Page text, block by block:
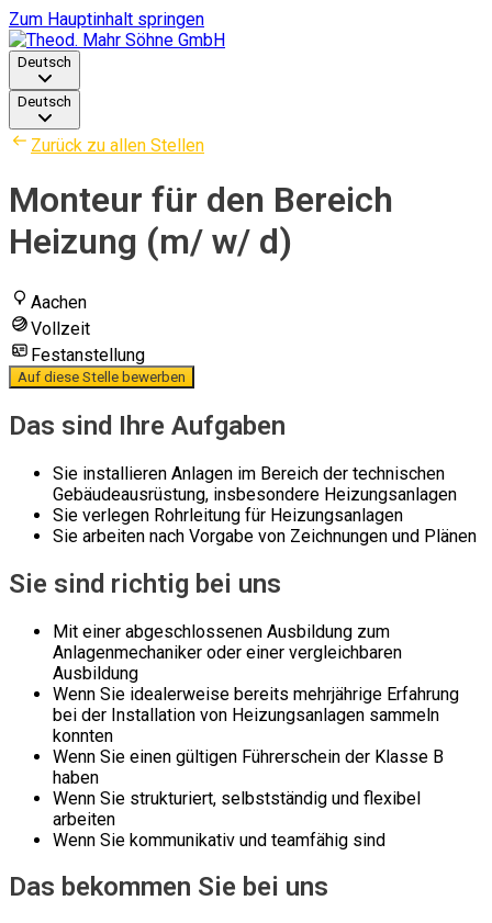
Zum Hauptinhalt springen
Deutsch
Deutsch
Zurück zu allen Stellen
Monteur für den Bereich
Heizung (m/ w/ d)
Aachen
Vollzeit
Festanstellung
Auf diese Stelle bewerben
Das sind Ihre Aufgaben
Sie installieren Anlagen im Bereich der technischen
Gebäudeausrüstung, insbesondere Heizungsanlagen
Sie verlegen Rohrleitung für Heizungsanlagen
Sie arbeiten nach Vorgabe von Zeichnungen und Plänen
Sie sind richtig bei uns
Mit einer abgeschlossenen Ausbildung zum
Anlagenmechaniker oder einer vergleichbaren
Ausbildung
Wenn Sie idealerweise bereits mehrjährige Erfahrung
bei der Installation von Heizungsanlagen sammeln
konnten
Wenn Sie einen gültigen Führerschein der Klasse B
haben
Wenn Sie strukturiert, selbstständig und flexibel
arbeiten
Wenn Sie kommunikativ und teamfähig sind
Das bekommen Sie bei uns